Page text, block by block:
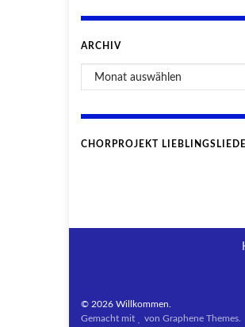
ARCHIV
CHORPROJEKT
© 2026 Willkommen.
Gemacht mit
vonGraphene Themes